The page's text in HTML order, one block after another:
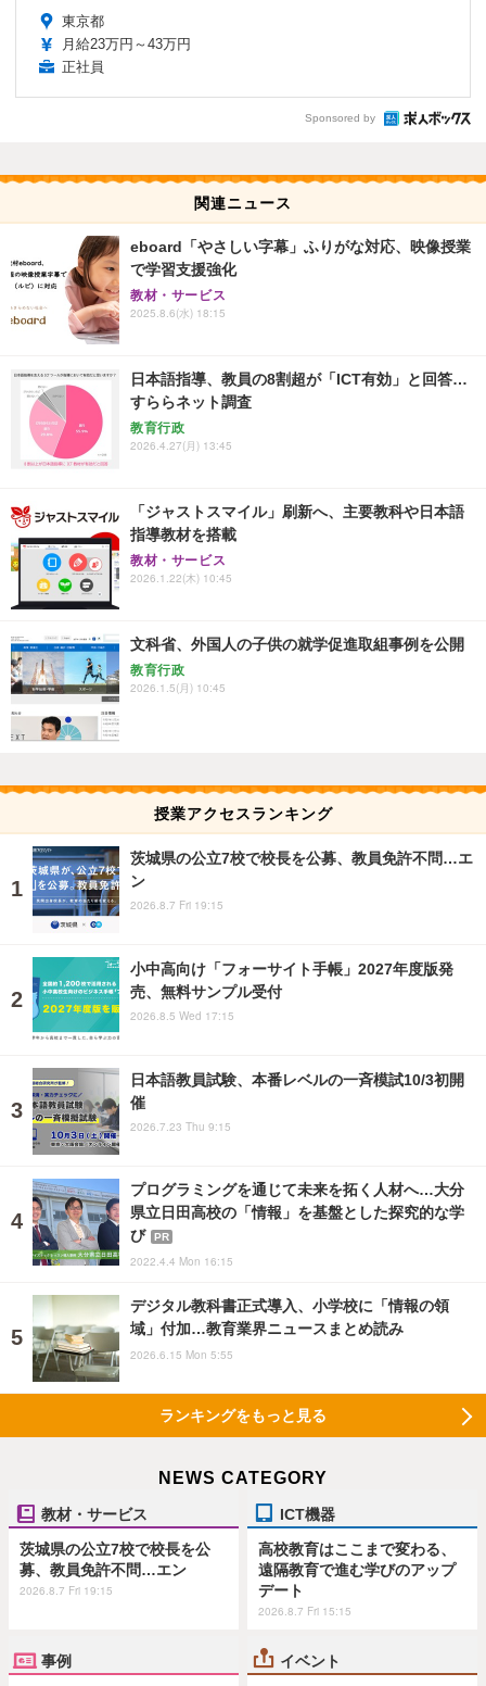
東京都
月給23万円～43万円
正社員
Sponsored by
関連ニュース
eboard「やさしい字幕」ふりがな対応、映像授業
で学習支援強化
教材・サービス
2025.8.6(水) 18:15
日本語指導、教員の8割超が「ICT有効」と回答…
すららネット調査
教育行政
2026.4.27(月) 13:45
「ジャストスマイル」刷新へ、主要教科や日本語
指導教材を搭載
教材・サービス
2026.1.22(木) 10:45
文科省、外国人の子供の就学促進取組事例を公開
教育行政
2026.1.5(月) 10:45
授業アクセスランキング
茨城県の公立7校で校長を公募、教員免許不問…エ
ン
2026.8.7 Fri 19:15
小中高向け「フォーサイト手帳」2027年度版発
売、無料サンプル受付
2026.8.5 Wed 17:15
日本語教員試験、本番レベルの一斉模試10/3初開
催
2026.7.23 Thu 9:15
プログラミングを通じて未来を拓く人材へ…大分
県立日田高校の「情報」を基盤とした探究的な学
び
PR
2022.4.4 Mon 16:15
デジタル教科書正式導入、小学校に「情報の領
域」付加…教育業界ニュースまとめ読み
2026.6.15 Mon 5:55
ランキングをもっと見る
NEWS CATEGORY
教材・サービス
茨城県の公立7校で校長を公
募、教員免許不問…エン
2026.8.7 Fri 19:15
ICT機器
高校教育はここまで変わる、
遠隔教育で進む学びのアップ
デート
2026.8.7 Fri 15:15
事例 イベント